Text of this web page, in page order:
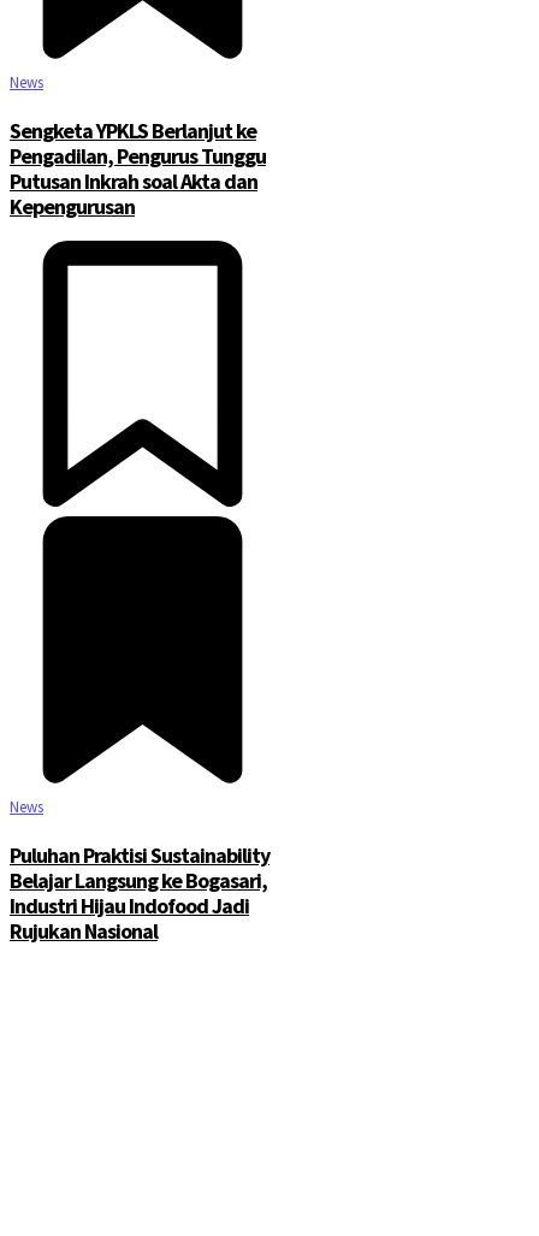
News
Sengketa YPKLS Berlanjut ke
Pengadilan, Pengurus Tunggu
Putusan Inkrah soal Akta dan
Kepengurusan
News
Puluhan Praktisi Sustainability
Belajar Langsung ke Bogasari,
Industri Hijau Indofood Jadi
Rujukan Nasional